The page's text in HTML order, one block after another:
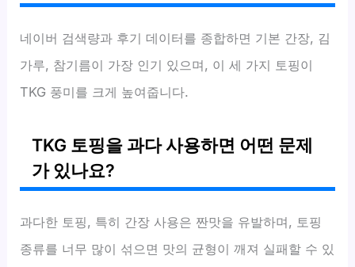
네이버 검색량과 후기 데이터를 종합하면 기본 간장, 김
가루, 참기름이 가장 인기 있으며, 이 세 가지 토핑이
TKG 풍미를 크게 높여줍니다.
TKG 토핑을 과다 사용하면 어떤 문제
가 있나요?
과다한 토핑, 특히 간장 사용은 짠맛을 유발하며, 토핑
종류를 너무 많이 섞으면 맛의 균형이 깨져 실패할 수 있